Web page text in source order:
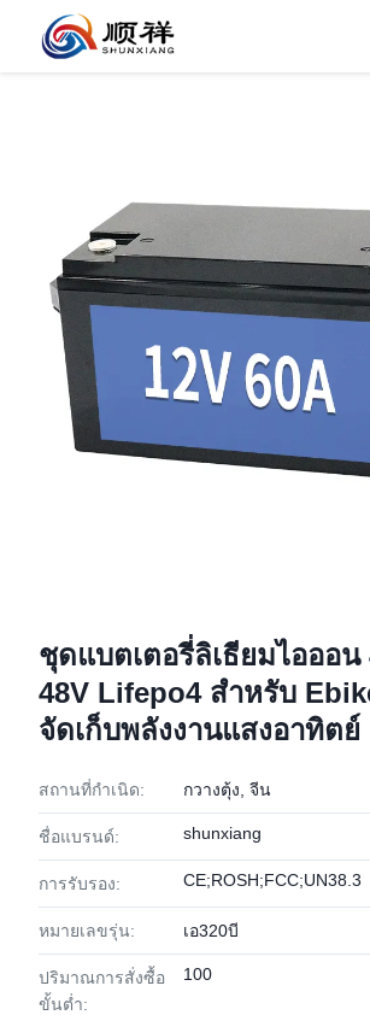
ชุดแบตเตอรี่ลิเธียมไอออน
48V Lifepo4 สำหรับ
จัดเก็บพลังงานแสงอาทิตย์
สถานที่กำเนิด: กวางตุ้ง, จีน
ชื่อแบรนด์: shunxiang
การรับรอง: CE;ROSH;FCC;UN38.3
หมายเลขรุ่น: เอ320บี
ปริมาณการสั่งซื้อ
ขั้นต่ำ:
100